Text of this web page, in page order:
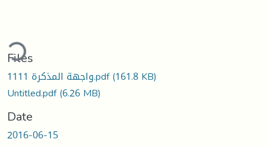
Files
واجهة المذكرة 1111.pdf(161.8 KB)
Untitled.pdf(6.26 MB)
Date
2016-06-15